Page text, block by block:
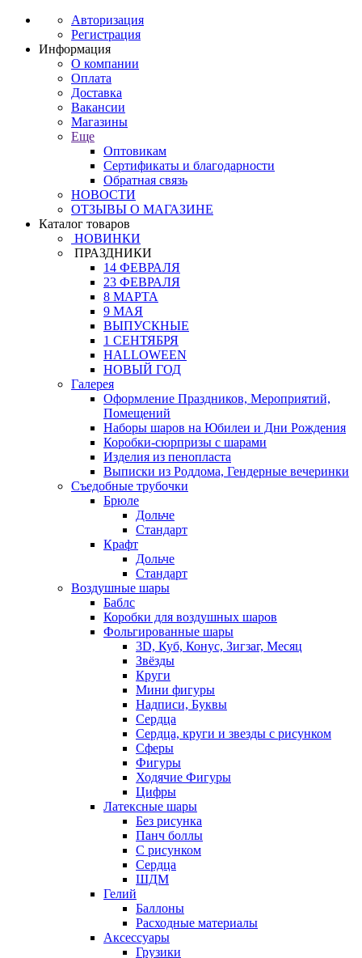
Авторизация
Регистрация
Информация
О компании
Оплата
Доставка
Вакансии
Магазины
Еще
Оптовикам
Сертификаты и благодарности
Обратная связь
НОВОСТИ
ОТЗЫВЫ О МАГАЗИНЕ
Каталог товаров
НОВИНКИ
ПРАЗДНИКИ
14 ФЕВРАЛЯ
23 ФЕВРАЛЯ
8 МАРТА
9 МАЯ
ВЫПУСКНЫЕ
1 СЕНТЯБРЯ
HALLOWEEN
НОВЫЙ ГОД
Галерея
Оформление Праздников, Мероприятий,
Помещений
Наборы шаров на Юбилеи и Дни Рождения
Коробки-сюрпризы с шарами
Изделия из пенопласта
Выписки из Роддома, Гендерные вечеринки
Съедобные трубочки
Брюле
Дольче
Стандарт
Крафт
Дольче
Стандарт
Воздушные шары
Баблс
Коробки для воздушных шаров
Фольгированные шары
3D, Куб, Конус, Зигзаг, Месяц
Звёзды
Круги
Мини фигуры
Надписи, Буквы
Сердца
Сердца, круги и звезды с рисунком
Сферы
Фигуры
Ходячие Фигуры
Цифры
Латексные шары
Без рисунка
Панч боллы
С рисунком
Сердца
ШДМ
Гелий
Баллоны
Расходные материалы
Аксессуары
Грузики